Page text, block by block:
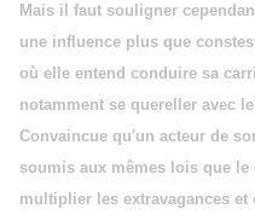
Mais il faut souligner
une influence plus que
où elle entend conduire sa
notamment se quereller avec
Convaincue qu'un acteur de
soumis aux mêmes lois que
multiplier les extravagances